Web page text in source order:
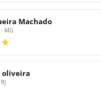
Machado
MG
oliveira